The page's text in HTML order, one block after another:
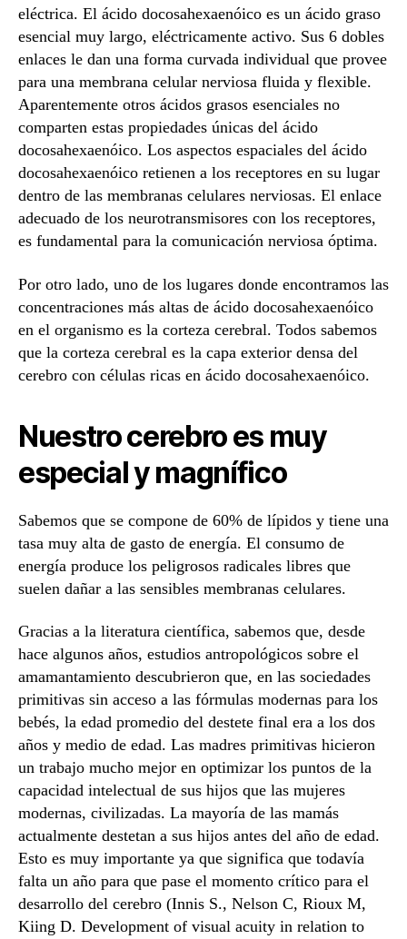
eléctrica. El ácido docosahexaenóico es un ácido graso
esencial muy largo, eléctricamente activo. Sus 6 dobles
enlaces le dan una forma curvada individual que provee
para una membrana celular nerviosa fluida y flexible.
Aparentemente otros ácidos grasos esenciales no
comparten estas propiedades únicas del ácido
docosahexaenóico. Los aspectos espaciales del ácido
docosahexaenóico retienen a los receptores en su lugar
dentro de las membranas celulares nerviosas. El enlace
adecuado de los neurotransmisores con los receptores,
es fundamental para la comunicación nerviosa óptima.
Por otro lado, uno de los lugares donde encontramos las
concentraciones más altas de ácido docosahexaenóico
en el organismo es la corteza cerebral. Todos sabemos
que la corteza cerebral es la capa exterior densa del
cerebro con células ricas en ácido docosahexaenóico.
Nuestro cerebro es muy
especial y magnífico
Sabemos que se compone de 60% de lípidos y tiene una
tasa muy alta de gasto de energía. El consumo de
energía produce los peligrosos radicales libres que
suelen dañar a las sensibles membranas celulares.
Gracias a la literatura científica, sabemos que, desde
hace algunos años, estudios antropológicos sobre el
amamantamiento descubrieron que, en las sociedades
primitivas sin acceso a las fórmulas modernas para los
bebés, la edad promedio del destete final era a los dos
años y medio de edad. Las madres primitivas hicieron
un trabajo mucho mejor en optimizar los puntos de la
capacidad intelectual de sus hijos que las mujeres
modernas, civilizadas. La mayoría de las mamás
actualmente destetan a sus hijos antes del año de edad.
Esto es muy importante ya que significa que todavía
falta un año para que pase el momento crítico para el
desarrollo del cerebro (Innis S., Nelson C, Rioux M,
Kiing D. Development of visual acuity in relation to